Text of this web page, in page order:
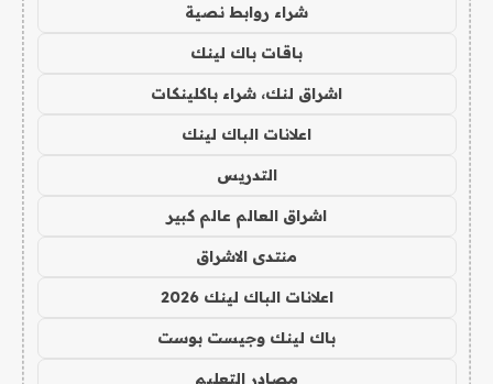
شراء روابط نصية
باقات باك لينك
اشراق لنك، شراء باكلينكات
اعلانات الباك لينك
التدريس
اشراق العالم عالم كبير
منتدى الاشراق
اعلانات الباك لينك 2026
باك لينك وجيست بوست
مصادر التعليم